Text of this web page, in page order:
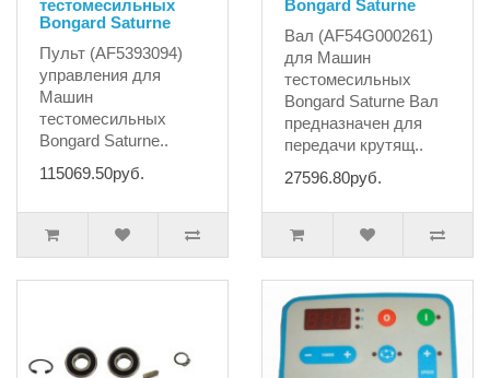
тестомесильных
Bongard Saturne
Пульт (AF5393094)
управления для
Машин
тестомесильных
Bongard Saturne..
115069.50руб.
Bongard Saturne
Вал (AF54G000261)
для Машин
тестомесильных
Bongard Saturne Вал
предназначен для
передачи крутящ..
27596.80руб.